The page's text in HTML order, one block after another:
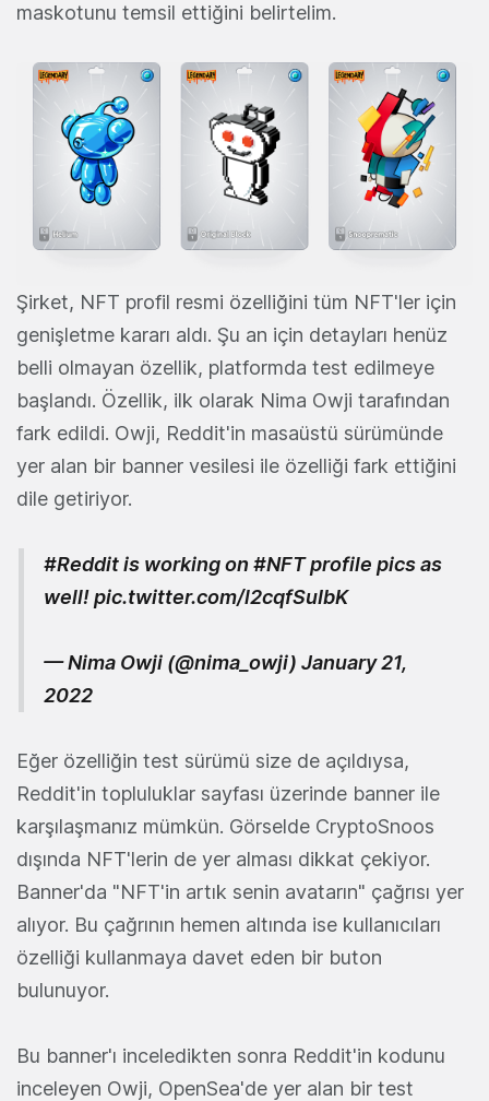
maskotunu temsil ettiğini belirtelim.
Şirket, NFT profil resmi özelliğini tüm NFT'ler için
genişletme kararı aldı. Şu an için detayları henüz
belli olmayan özellik, platformda test edilmeye
başlandı. Özellik, ilk olarak Nima Owji tarafından
fark edildi. Owji, Reddit'in masaüstü sürümünde
yer alan bir banner vesilesi ile özelliği fark ettiğini
dile getiriyor.
#Redditis working on #NFTprofile pics as
well!pic.twitter.com/l2cqfSuIbK
— Nima Owji (@nima_owji) January 21,
2022
Eğer özelliğin test sürümü size de açıldıysa,
Reddit'in topluluklar sayfası üzerinde banner ile
karşılaşmanız mümkün. Görselde CryptoSnoos
dışında NFT'lerin de yer alması dikkat çekiyor.
Banner'da "NFT'in artık senin avatarın" çağrısı yer
alıyor. Bu çağrının hemen altında ise kullanıcıları
özelliği kullanmaya davet eden bir buton
bulunuyor.
Bu banner'ı inceledikten sonra Reddit'in kodunu
inceleyen Owji, OpenSea'de yer alan bir test